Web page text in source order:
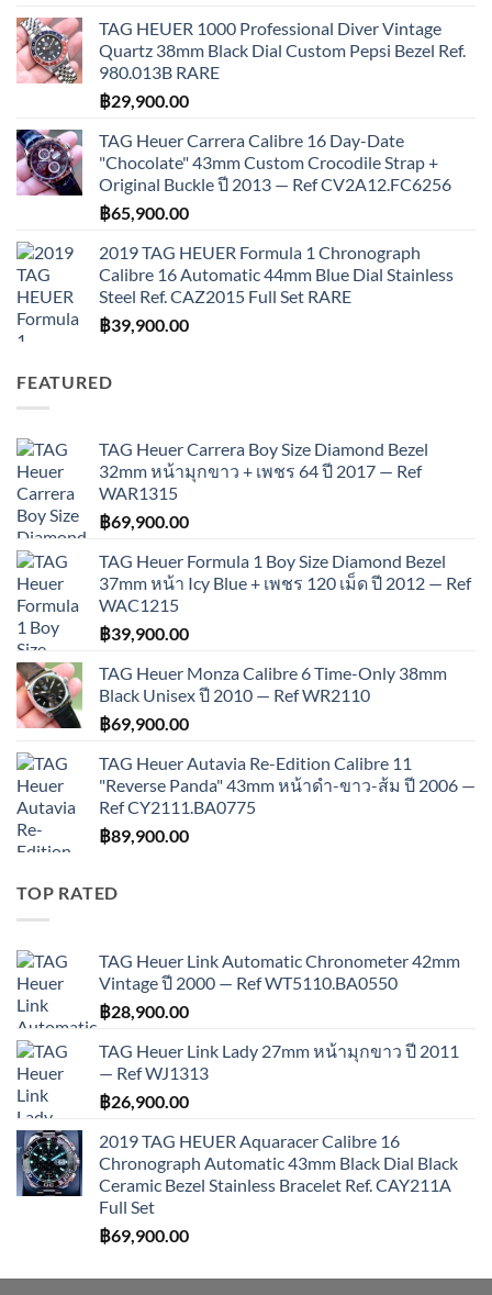
TAG HEUER 1000 Professional Diver Vintage
Quartz 38mm Black Dial Custom Pepsi Bezel Ref.
980.013B RARE
฿29,900.00
TAG Heuer Carrera Calibre 16 Day-Date
"Chocolate" 43mm Custom Crocodile Strap +
Original Buckle ปี 2013 — Ref CV2A12.FC6256
฿65,900.00
2019 TAG HEUER Formula 1 Chronograph
Calibre 16 Automatic 44mm Blue Dial Stainless
Steel Ref. CAZ2015 Full Set RARE
฿39,900.00
FEATURED
TAG Heuer Carrera Boy Size Diamond Bezel
32mm หน้ามุกขาว + เพชร 64 ปี 2017 — Ref
WAR1315
฿69,900.00
TAG Heuer Formula 1 Boy Size Diamond Bezel
37mm หน้า Icy Blue + เพชร 120 เม็ด ปี 2012 — Ref
WAC1215
฿39,900.00
TAG Heuer Monza Calibre 6 Time-Only 38mm
Black Unisex ปี 2010 — Ref WR2110
฿69,900.00
TAG Heuer Autavia Re-Edition Calibre 11
"Reverse Panda" 43mm หน้าดำ-ขาว-ส้ม ปี 2006 —
Ref CY2111.BA0775
฿89,900.00
TOP RATED
TAG Heuer Link Automatic Chronometer 42mm
Vintage ปี 2000 — Ref WT5110.BA0550
฿28,900.00
TAG Heuer Link Lady 27mm หน้ามุกขาว ปี 2011
— Ref WJ1313
฿26,900.00
2019 TAG HEUER Aquaracer Calibre 16
Chronograph Automatic 43mm Black Dial Black
Ceramic Bezel Stainless Bracelet Ref. CAY211A
Full Set
฿69,900.00